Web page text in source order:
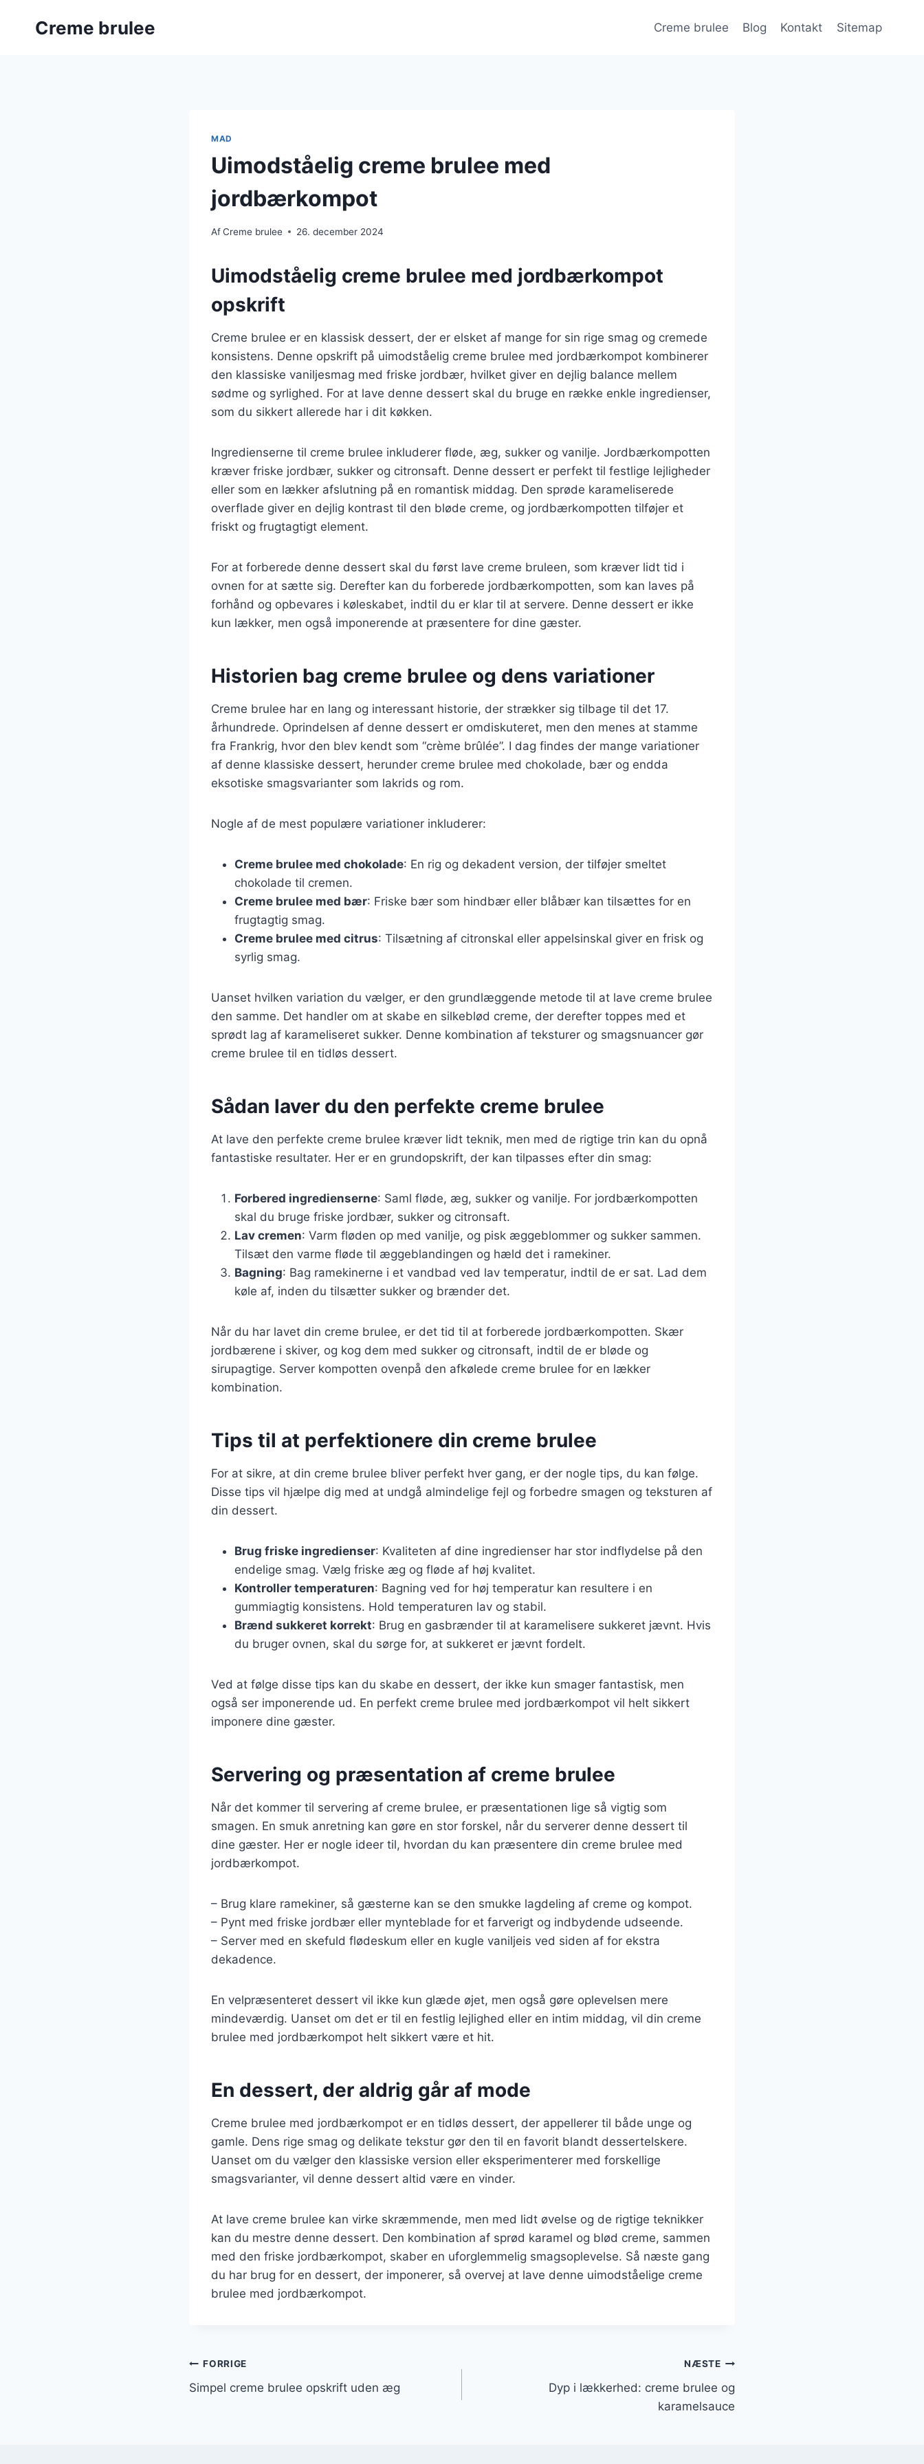
Creme brulee Creme brulee Blog Kontakt Sitemap
MAD
Uimodståelig creme brulee med
jordbærkompot
AfCreme brulee 26. december 2024
Uimodståelig creme brulee med jordbærkompot
opskrift
Creme brulee er en klassisk dessert, der er elsket af mange for sin rige smag og cremede
konsistens. Denne opskrift på uimodståelig creme brulee med jordbærkompot kombinerer
den klassiske vaniljesmag med friske jordbær, hvilket giver en dejlig balance mellem
sødme og syrlighed. For at lave denne dessert skal du bruge en række enkle ingredienser,
som du sikkert allerede har i dit køkken.
Ingredienserne til creme brulee inkluderer fløde, æg, sukker og vanilje. Jordbærkompotten
kræver friske jordbær, sukker og citronsaft. Denne dessert er perfekt til festlige lejligheder
eller som en lækker afslutning på en romantisk middag. Den sprøde karameliserede
overflade giver en dejlig kontrast til den bløde creme, og jordbærkompotten tilføjer et
friskt og frugtagtigt element.
For at forberede denne dessert skal du først lave creme bruleen, som kræver lidt tid i
ovnen for at sætte sig. Derefter kan du forberede jordbærkompotten, som kan laves på
forhånd og opbevares i køleskabet, indtil du er klar til at servere. Denne dessert er ikke
kun lækker, men også imponerende at præsentere for dine gæster.
Historien bag creme brulee og dens variationer
Creme brulee har en lang og interessant historie, der strækker sig tilbage til det 17.
århundrede. Oprindelsen af denne dessert er omdiskuteret, men den menes at stamme
fra Frankrig, hvor den blev kendt som “crème brûlée”. I dag findes der mange variationer
af denne klassiske dessert, herunder creme brulee med chokolade, bær og endda
eksotiske smagsvarianter som lakrids og rom.
Nogle af de mest populære variationer inkluderer:
Creme brulee med chokolade: En rig og dekadent version, der tilføjer smeltet
chokolade til cremen.
Creme brulee med bær: Friske bær som hindbær eller blåbær kan tilsættes for en
frugtagtig smag.
Creme brulee med citrus: Tilsætning af citronskal eller appelsinskal giver en frisk og
syrlig smag.
Uanset hvilken variation du vælger, er den grundlæggende metode til at lave creme brulee
den samme. Det handler om at skabe en silkeblød creme, der derefter toppes med et
sprødt lag af karameliseret sukker. Denne kombination af teksturer og smagsnuancer gør
creme brulee til en tidløs dessert.
Sådan laver du den perfekte creme brulee
At lave den perfekte creme brulee kræver lidt teknik, men med de rigtige trin kan du opnå
fantastiske resultater. Her er en grundopskrift, der kan tilpasses efter din smag:
Forbered ingredienserne: Saml fløde, æg, sukker og vanilje. For jordbærkompotten
skal du bruge friske jordbær, sukker og citronsaft.
Lav cremen: Varm fløden op med vanilje, og pisk æggeblommer og sukker sammen.
Tilsæt den varme fløde til æggeblandingen og hæld det i ramekiner.
Bagning: Bag ramekinerne i et vandbad ved lav temperatur, indtil de er sat. Lad dem
køle af, inden du tilsætter sukker og brænder det.
Når du har lavet din creme brulee, er det tid til at forberede jordbærkompotten. Skær
jordbærene i skiver, og kog dem med sukker og citronsaft, indtil de er bløde og
sirupagtige. Server kompotten ovenpå den afkølede creme brulee for en lækker
kombination.
Tips til at perfektionere din creme brulee
For at sikre, at din creme brulee bliver perfekt hver gang, er der nogle tips, du kan følge.
Disse tips vil hjælpe dig med at undgå almindelige fejl og forbedre smagen og teksturen af
din dessert.
Brug friske ingredienser: Kvaliteten af dine ingredienser har stor indflydelse på den
endelige smag. Vælg friske æg og fløde af høj kvalitet.
Kontroller temperaturen: Bagning ved for høj temperatur kan resultere i en
gummiagtig konsistens. Hold temperaturen lav og stabil.
Brænd sukkeret korrekt: Brug en gasbrænder til at karamelisere sukkeret jævnt. Hvis
du bruger ovnen, skal du sørge for, at sukkeret er jævnt fordelt.
Ved at følge disse tips kan du skabe en dessert, der ikke kun smager fantastisk, men
også ser imponerende ud. En perfekt creme brulee med jordbærkompot vil helt sikkert
imponere dine gæster.
Servering og præsentation af creme brulee
Når det kommer til servering af creme brulee, er præsentationen lige så vigtig som
smagen. En smuk anretning kan gøre en stor forskel, når du serverer denne dessert til
dine gæster. Her er nogle ideer til, hvordan du kan præsentere din creme brulee med
jordbærkompot.
– Brug klare ramekiner, så gæsterne kan se den smukke lagdeling af creme og kompot.
– Pynt med friske jordbær eller mynteblade for et farverigt og indbydende udseende.
– Server med en skefuld flødeskum eller en kugle vaniljeis ved siden af for ekstra
dekadence.
En velpræsenteret dessert vil ikke kun glæde øjet, men også gøre oplevelsen mere
mindeværdig. Uanset om det er til en festlig lejlighed eller en intim middag, vil din creme
brulee med jordbærkompot helt sikkert være et hit.
En dessert, der aldrig går af mode
Creme brulee med jordbærkompot er en tidløs dessert, der appellerer til både unge og
gamle. Dens rige smag og delikate tekstur gør den til en favorit blandt dessertelskere.
Uanset om du vælger den klassiske version eller eksperimenterer med forskellige
smagsvarianter, vil denne dessert altid være en vinder.
At lave creme brulee kan virke skræmmende, men med lidt øvelse og de rigtige teknikker
kan du mestre denne dessert. Den kombination af sprød karamel og blød creme, sammen
med den friske jordbærkompot, skaber en uforglemmelig smagsoplevelse. Så næste gang
du har brug for en dessert, der imponerer, så overvej at lave denne uimodståelige creme
brulee med jordbærkompot.
Indlægsnavigation
FORRIGE
Simpel creme brulee opskrift uden æg
NÆSTE
Dyp i lækkerhed: creme brulee og
karamelsauce